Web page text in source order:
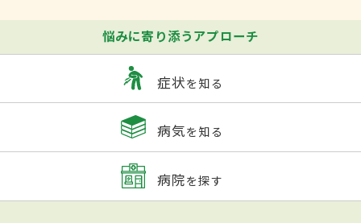
悩みに寄り添うアプローチ
症状を知る
病気を知る
病院を探す